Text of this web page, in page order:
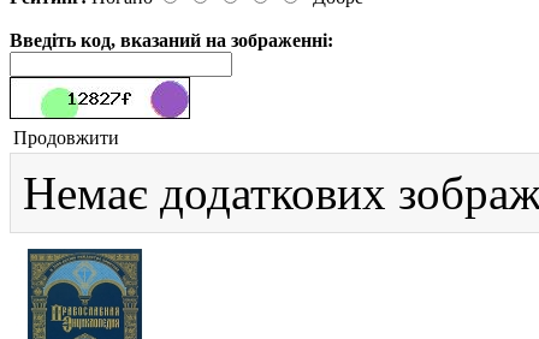
Введіть код, вказаний на зображенні:
Продовжити
Немає додаткових